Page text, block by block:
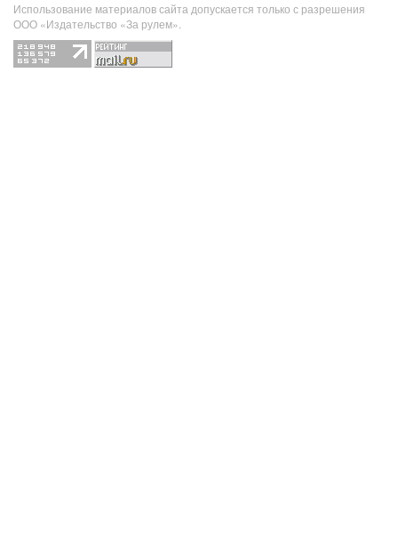
Использование материалов сайта допускается только с разрешения
ООО «Издательство «За рулем».